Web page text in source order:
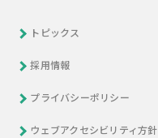
トピックス
採用情報
プライバシーポリシー
ウェブアクセシビリティ方針